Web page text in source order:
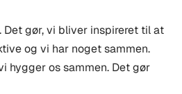
gør, vi bliver inspireret til at
og vi har noget sammen.
hygger os sammen. Det gør